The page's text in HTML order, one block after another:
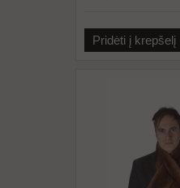
Pridėti į krepšelį